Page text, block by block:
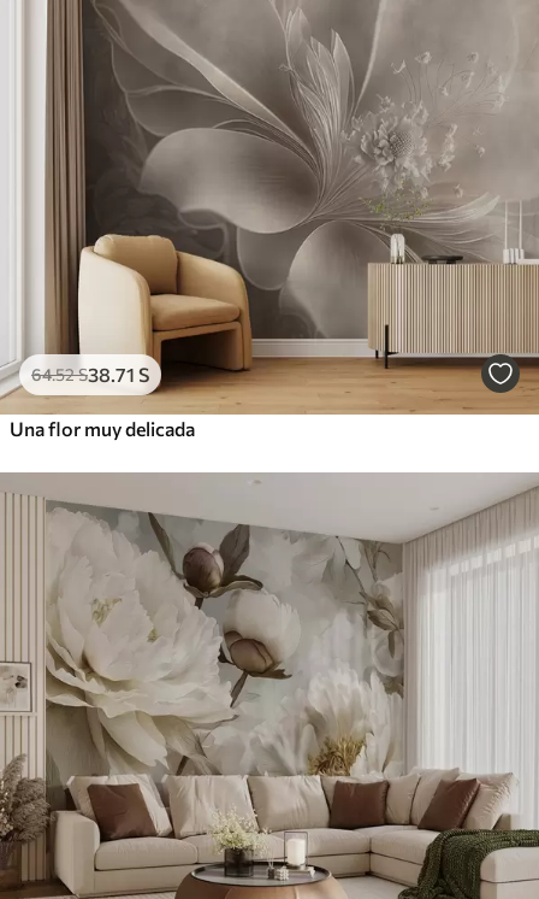
64.52S38 .71 S
Una flor muy delicada